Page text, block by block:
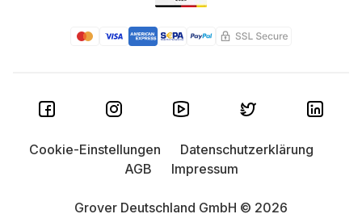
Grover Deutschland GmbH © 2026
Cookie-Einstellungen
Datenschutzerklärung
AGB
Impressum